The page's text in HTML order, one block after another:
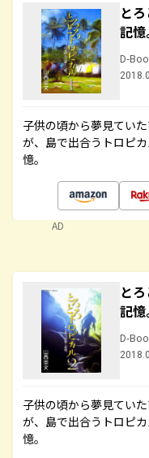
と
記
D-
子供の頃から夢見てい
が、島で出合うトロピ
憶。
AD
と
記
D-
子供の頃から夢見てい
が、島で出合うトロピ
憶。